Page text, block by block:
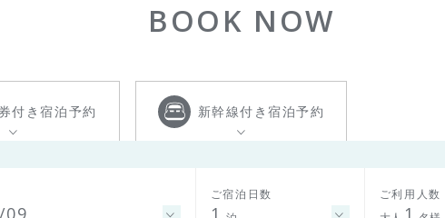
BOOK NOW
付き宿泊予約 新幹線付き宿泊予約
ご宿泊日数 ご利用人数